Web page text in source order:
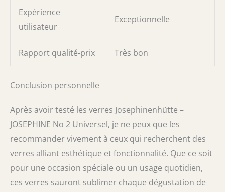
Expérience
utilisateur
Exceptionnelle
Rapport qualité-prix Très bon
Conclusion personnelle
Après avoir testé les verres Josephinenhütte –
JOSEPHINE No 2 Universel, je ne peux que les
recommander vivement à ceux qui recherchent des
verres alliant esthétique et fonctionnalité. Que ce soit
pour une occasion spéciale ou un usage quotidien,
ces verres sauront sublimer chaque dégustation de